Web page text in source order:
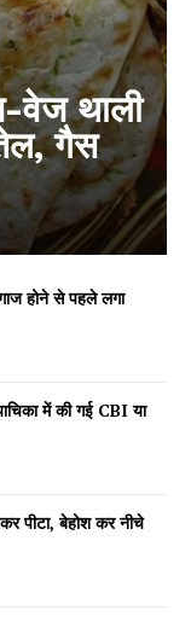
वेज थाली
गैस
होने से पहले लगा
में की गई CBI या
पीटा, बेहोश कर नीचे